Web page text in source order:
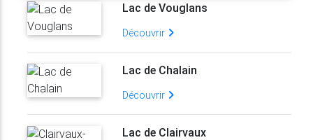
Lac de Vouglans
Découvrir
Lac de Chalain
Découvrir
Lac de Clairvaux